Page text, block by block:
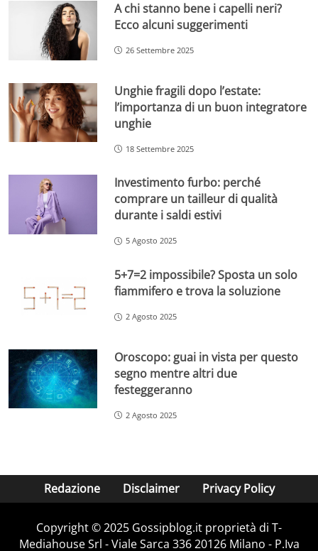
A chi stanno bene i capelli neri?
Ecco alcuni suggerimenti
26 Settembre 2025
Unghie fragili dopo l’estate:
l’importanza di un buon integratore
unghie
18 Settembre 2025
Investimento furbo: perché
comprare un tailleur di qualità
durante i saldi estivi
5 Agosto 2025
5+7=2 impossibile? Sposta un solo
fiammifero e trova la soluzione
2 Agosto 2025
Oroscopo: guai in vista per questo
segno mentre altri due
festeggeranno
2 Agosto 2025
Redazione Disclaimer Privacy Policy
Copyright © 2025 Gossipblog.it proprietà di T-
Mediahouse Srl - Viale Sarca 336 20126 Milano - P.Iva